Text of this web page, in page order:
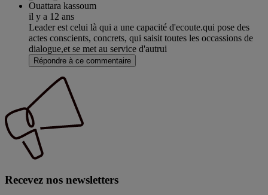
Ouattara kassoum
il y a 12 ans
Leader est celui là qui a une capacité d'ecoute.qui pose des
actes conscients, concrets, qui saisit toutes les occassions de
dialogue,et se met au service d'autrui
Répondre à ce commentaire
Recevez nos newsletters